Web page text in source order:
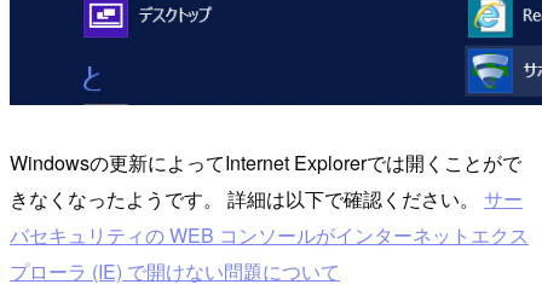
Windowsの更新によってInternet Explorerでは開くことがで
きなくなったようです。 詳細は以下で確認ください。 サー
バセキュリティの WEB コンソールがインターネットエクス
プローラ (IE) で開けない問題について